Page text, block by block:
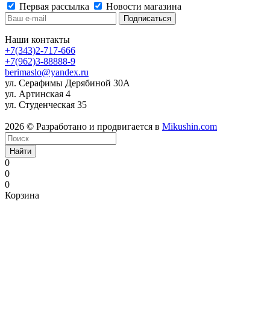
Первая рассылка
Новости магазина
Наши контакты
+7(343)2-717-666
+7(962)3-88888-9
berimaslo@yandex.ru
ул. Серафимы Дерябиной 30А
ул. Артинская 4
ул. Студенческая 35
2026 © Разработано и продвигается в Mikushin.com
Найти
0
0
0
Корзина